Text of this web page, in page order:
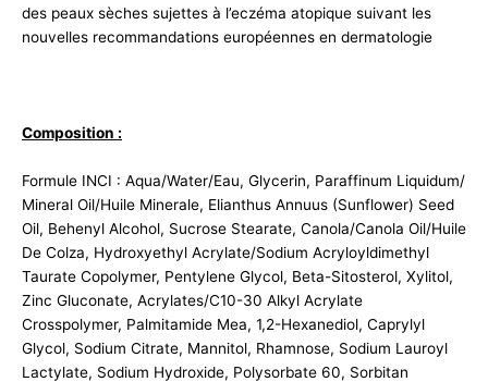
des peaux sèches sujettes à l’eczéma atopique suivant les
nouvelles recommandations européennes en dermatologie
Composition :
Formule INCI : Aqua/Water/Eau, Glycerin, Paraffinum Liquidum/
Mineral Oil/Huile Minerale, Elianthus Annuus (Sunflower) Seed
Oil, Behenyl Alcohol, Sucrose Stearate, Canola/Canola Oil/Huile
De Colza, Hydroxyethyl Acrylate/Sodium Acryloyldimethyl
Taurate Copolymer, Pentylene Glycol, Beta-Sitosterol, Xylitol,
Zinc Gluconate, Acrylates/C10-30 Alkyl Acrylate
Crosspolymer, Palmitamide Mea, 1,2-Hexanediol, Caprylyl
Glycol, Sodium Citrate, Mannitol, Rhamnose, Sodium Lauroyl
Lactylate, Sodium Hydroxide, Polysorbate 60, Sorbitan